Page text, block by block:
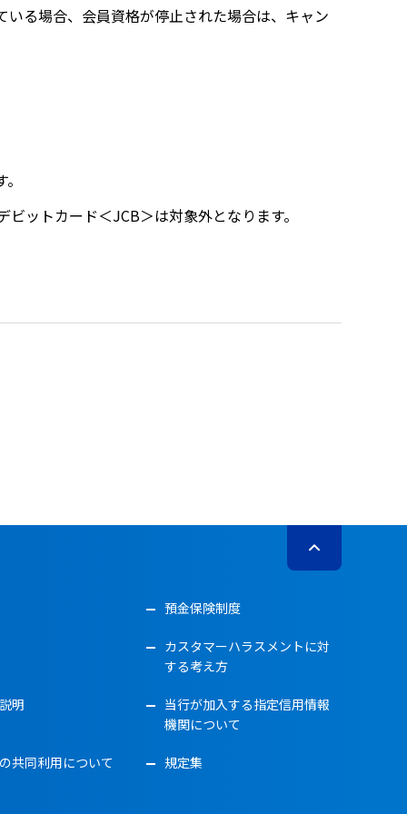
る場合、会員資格が停止された場合は、キャン
ットカード＜JCB＞は対象外となります。
預金保険制度
カスタマーハラスメントに対
する考え方
明
当行が加入する指定信用情報
機関について
共同利用について 規定集